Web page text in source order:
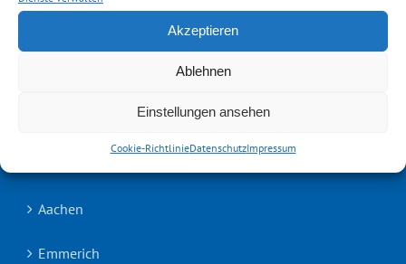
Akzeptieren
Ablehnen
Einstellungen ansehen
Cookie-RichtlinieDatenschutzImpressum
Aachen
Emmerich